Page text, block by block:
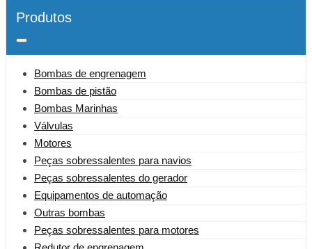
Produtos
Bombas de engrenagem
Bombas de pistão
Bombas Marinhas
Válvulas
Motores
Peças sobressalentes para navios
Peças sobressalentes do gerador
Equipamentos de automação
Outras bombas
Peças sobressalentes para motores